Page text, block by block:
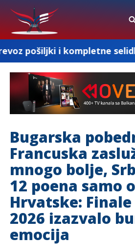
kompletne selidbe (Srbija-
Bugarska
Francuska
mnogo bolje,
12 poena samo
Hrvatske:
2026 izazvalo
emocija